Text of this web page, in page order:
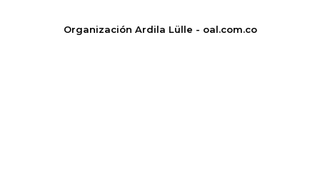
Organización Ardila Lülle - oal.com.co